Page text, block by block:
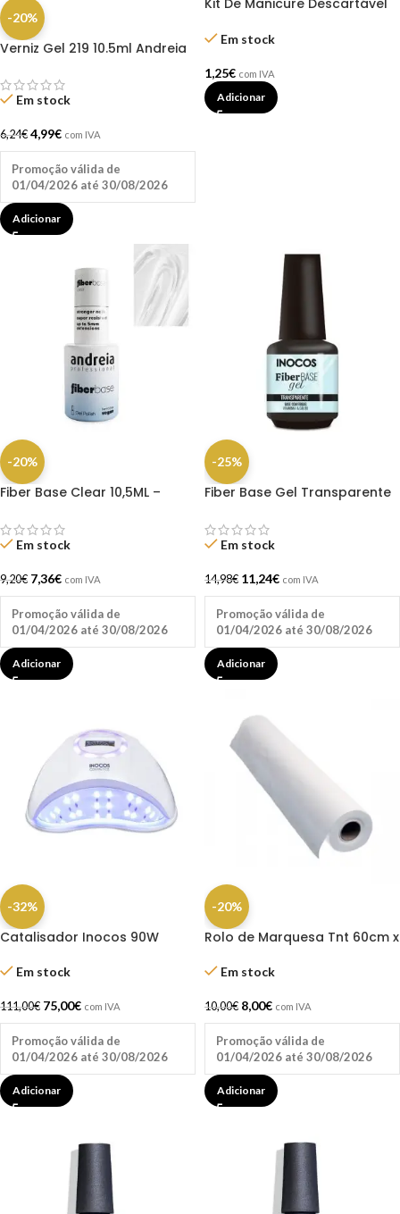
-20%
Verniz Gel 219 10.5ml Andreia
Em stock
6,24€ 4,99€ com IVA
Promoção válida de
01/04/2026 até 30/08/2026
Adicionar
Em stock
1,25€ com IVA
Adicionar
-20%
Fiber Base Clear 10,5ML –
Em stock
9,20€ 7,36€ com IVA
Promoção válida de
01/04/2026 até 30/08/2026
Adicionar
-25%
Fiber Base Gel Transparente
Em stock
14,98€ 11,24€ com IVA
Promoção válida de
01/04/2026 até 30/08/2026
Adicionar
-32%
Catalisador Inocos 90W
Rápida de Gel e Verniz UV/LED
Em stock
111,00€ 75,00€ com IVA
Promoção válida de
01/04/2026 até 30/08/2026
Adicionar
-20%
Rolo de Marquesa Tnt 60cm x
Em stock
10,00€ 8,00€ com IVA
Promoção válida de
01/04/2026 até 30/08/2026
Adicionar